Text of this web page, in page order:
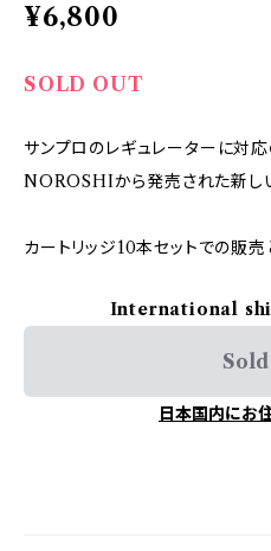
¥6,800
SOLD OUT
サンプロのレギュレーターに対
NOROSHIから発売された新し
カートリッジ10本セットでの販売
International
日本国内にお